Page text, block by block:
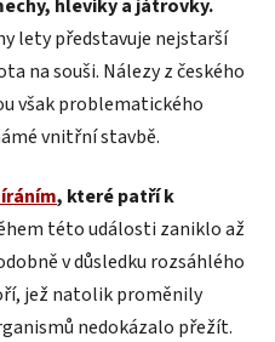
hlevíky a játrovky.
lety představuje nejstarší
na souši. Nálezy z českého
však problematického
vnitřní stavbě.
, které patří k
této události zaniklo až
v důsledku rozsáhlého
jež natolik proměnily
nedokázalo přežít.